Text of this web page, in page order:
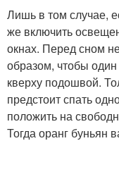
Лишь в том случае,
же включить
окнах. Перед сном
образом, чтобы
кверху подошвой.
предстоит спать
положить на
Тогда оранг буньян